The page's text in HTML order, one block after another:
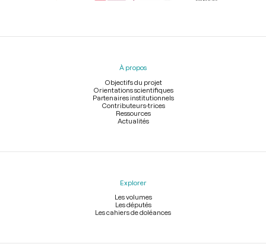
Menu
À propos
Objectifs du projet
Orientations scientifiques
Partenaires institutionnels
Contributeurs-trices
Ressources
Actualités
Explorer
Les volumes
Les députés
Les cahiers de doléances